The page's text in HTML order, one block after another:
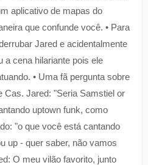
aplicativo de mapas do
que confunde você. • Para
Jared e acidentalmente
a cena hilariante pois ele
• Uma fã pergunta sobre
Cas. Jared: "Seria Samstiel or
uptown funk, como
"o que você está cantando
up - quer saber, não vamos
O meu vilão favorito, junto